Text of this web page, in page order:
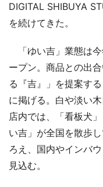
DIGITAL SHIBUYA
を続けてきた。
「ゆい吉」業態は
ープン。商品との出
る『吉』」を提案す
に掲げる。白や淡い
店内では、「看板犬
い吉」が全国を散歩
ろえ、国内やインバ
見込む。